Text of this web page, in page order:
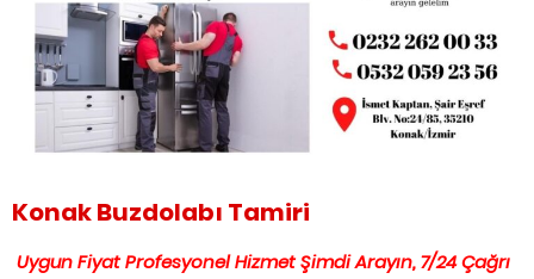
Konak Buzdolabı Tamiri
Uygun Fiyat Profesyonel Hizmet Şimdi Arayın, 7/24 Çağrı